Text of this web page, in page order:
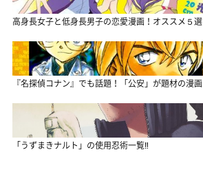
高身長女子と低身長男子の恋愛漫画！オススメ５選
『名探偵コナン』でも話題！「公安」が題材の漫画
「うずまきナルト」の使用忍術一覧‼